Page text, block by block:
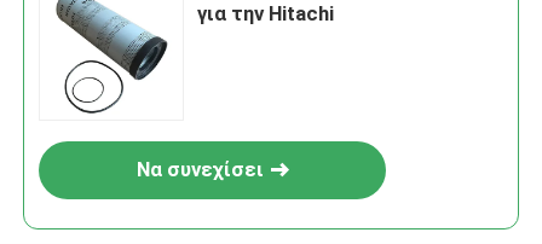
για την Hitachi
Να συνεχίσει